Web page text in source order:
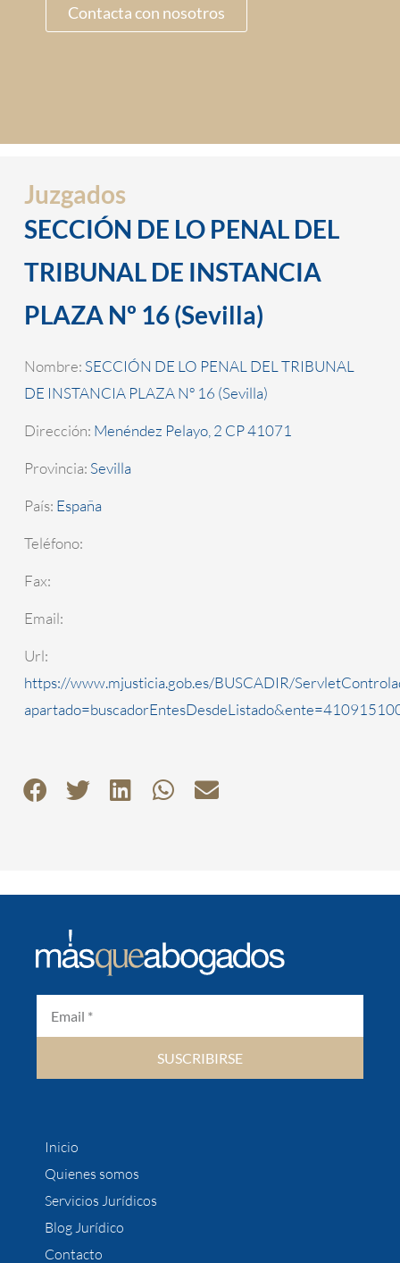
Contacta con nosotros
Juzgados
SECCIÓN DE LO PENAL DEL
TRIBUNAL DE INSTANCIA
PLAZA Nº 16 (Sevilla)
Nombre: SECCIÓN DE LO PENAL DEL TRIBUNAL
DE INSTANCIA PLAZA Nº 16 (Sevilla)
Dirección: Menéndez Pelayo, 2 CP 41071
Provincia: Sevilla
País: España
Teléfono:
Fax:
Email:
Url:
https://www.mjusticia.gob.es/BUSCADIR/
SUSCRIBIRSE
Inicio
Quienes somos
Servicios Jurídicos
Blog Jurídico
Contacto